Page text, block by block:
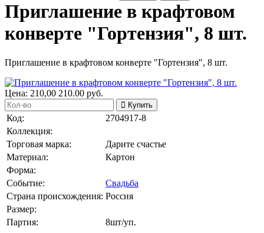
Приглашение в крафтовом
конверте "Гортензия", 8 шт.
Приглашение в крафтовом конверте "Гортензия", 8 шт.
Цена: 210,00 210.00 руб.
Купить
Код:
2704917-8
Коллекция:
Торговая марка:
Дарите счастье
Материал:
Картон
Форма:
Событие:
Свадьба
Страна происхождения: Россия
Размер:
Партия:
8шт/уп.